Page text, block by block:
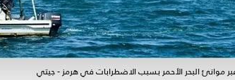
البحر الأحمر بسبب الاضطرابات في هرمز - جيتي